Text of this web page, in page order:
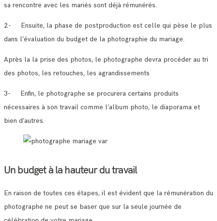
sa rencontre avec les mariés sont déjà rémunérés.
2- Ensuite, la phase de postproduction est celle qui pèse le plus
dans l’évaluation du budget de la photographie du mariage.
Après la la prise des photos, le photographe devra procéder au tri
des photos, les retouches, les agrandissements
3- Enfin, le photographe se procurera certains produits
nécessaires à son travail comme l’album photo, le diaporama et
bien d’autres.
Un budget à la hauteur du travail
En raison de toutes ces étapes, il est évident que la rémunération du
photographe ne peut se baser que sur la seule journée de